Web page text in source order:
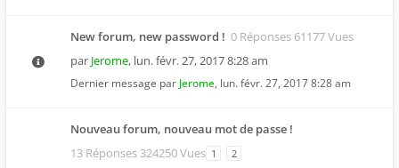
New forum, new password ! 0 Réponses 61177 Vues
par Jerome, lun. févr. 27, 2017 8:28 am
Dernier message par Jerome, lun. févr. 27, 2017 8:28 am
Nouveau forum, nouveau mot de passe !
13 Réponses 324250 Vues 1 2